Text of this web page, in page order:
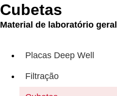
Cubetas
Material de laboratório geral
Placas Deep Well
Filtração